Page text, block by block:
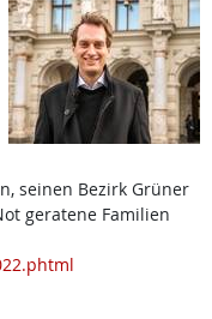
seinen Bezirk Grüner
geratene Familien